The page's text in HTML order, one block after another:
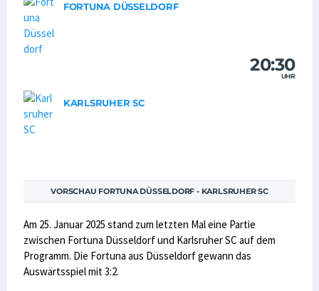
FORTUNA DÜSSELDORF
20:30
UHR
KARLSRUHER SC
VORSCHAU FORTUNA DÜSSELDORF - KARLSRUHER SC
Am 25. Januar 2025 stand zum letzten Mal eine Partie
zwischen Fortuna Düsseldorf und Karlsruher SC auf dem
Programm. Die Fortuna aus Düsseldorf gewann das
Auswärtsspiel mit 3:2.